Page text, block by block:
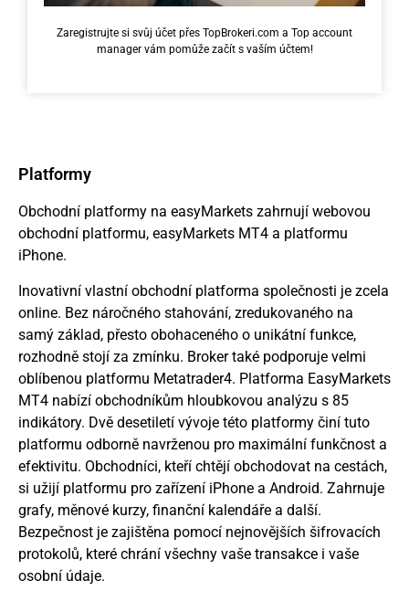
Zaregistrujte si svůj účet přes TopBrokeri.com a Top account
manager vám pomůže začít s vaším účtem!
Platformy
Obchodní platformy na easyMarkets zahrnují webovou
obchodní platformu, easyMarkets MT4 a platformu
iPhone.
Inovativní vlastní obchodní platforma společnosti je zcela
online. Bez náročného stahování, zredukovaného na
samý základ, přesto obohaceného o unikátní funkce,
rozhodně stojí za zmínku. Broker také podporuje velmi
oblíbenou platformu Metatrader4. Platforma EasyMarkets
MT4 nabízí obchodníkům hloubkovou analýzu s 85
indikátory. Dvě desetiletí vývoje této platformy činí tuto
platformu odborně navrženou pro maximální funkčnost a
efektivitu. Obchodníci, kteří chtějí obchodovat na cestách,
si užijí platformu pro zařízení iPhone a Android. Zahrnuje
grafy, měnové kurzy, finanční kalendáře a další.
Bezpečnost je zajištěna pomocí nejnovějších šifrovacích
protokolů, které chrání všechny vaše transakce i vaše
osobní údaje.